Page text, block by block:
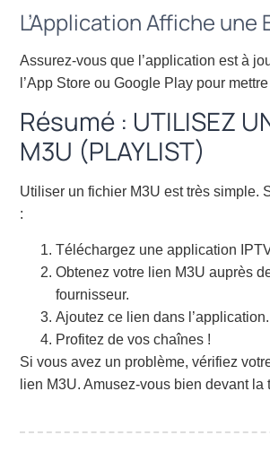
L’Application Affiche une
Assurez-vous que l’application est à
l’App Store ou Google Play pour
Résumé : UTILISEZ
M3U (PLAYLIST)
Utiliser un fichier M3U est très simple.
:
Téléchargez une application
Obtenez votre lien M3U auprès
fournisseur.
Ajoutez ce lien dans l’application.
Profitez de vos chaînes !
Si vous avez un problème, vérifiez
lien M3U. Amusez-vous bien devant la